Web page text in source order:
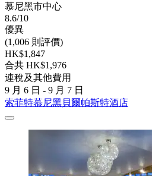
慕尼黑市中心
8.6/10
優異
(1,006 則評價)
HK$1,847
合共 HK$1,976
連稅及其他費用
9 月 6 日 - 9 月 7 日
索菲特慕尼黑貝爾帕斯特酒店